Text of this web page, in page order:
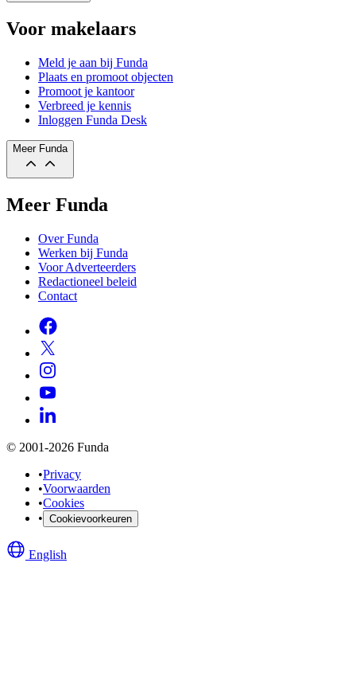
Voor makelaars
Meld je aan bij Funda
Plaats en promoot objecten
Promoot je kantoor
Verbreed je kennis
Inloggen Funda Desk
Meer Funda
Meer Funda
Over Funda
Werken bij Funda
Voor Adverteerders
Redactioneel beleid
Contact
© 2001-2026 Funda
•Privacy
•Voorwaarden
•Cookies
• Cookievoorkeuren
English